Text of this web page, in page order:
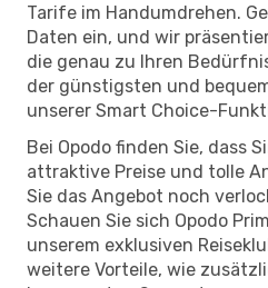
Tarife im Handumdrehen.
Daten ein, und wir
die genau zu Ihren
der günstigsten und
unserer Smart Choice-
Bei Opodo finden Sie, dass
attraktive Preise und tolle
Sie das Angebot noch
Schauen Sie sich Opodo
unserem exklusiven
weitere Vorteile, wie